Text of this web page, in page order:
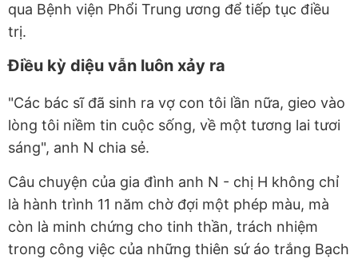
qua Bệnh viện Phổi Trung ương để tiếp tục điều
trị.
Điều kỳ diệu vẫn luôn xảy ra
"Các bác sĩ đã sinh ra vợ con tôi lần nữa, gieo vào
lòng tôi niềm tin cuộc sống, về một tương lai tươi
sáng", anh N chia sẻ.
Câu chuyện của gia đình anh N - chị H không chỉ
là hành trình 11 năm chờ đợi một phép màu, mà
còn là minh chứng cho tinh thần, trách nhiệm
trong công việc của những thiên sứ áo trắng Bạch